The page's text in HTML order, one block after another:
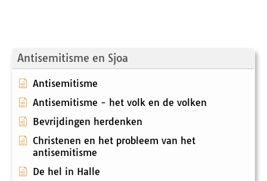
Antisemitisme en Sjoa
Antisemitisme
Antisemitisme - het volk en de volken
Bevrijdingen herdenken
Christenen en het probleem van het
antisemitisme
De hel in Halle